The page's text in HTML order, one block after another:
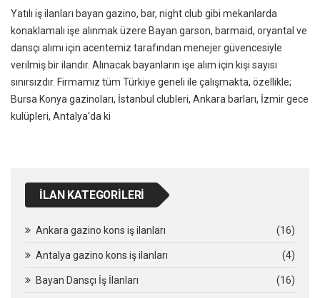
Yatılı iş ilanları bayan gazino, bar, night club gibi mekanlarda
konaklamalı işe alınmak üzere Bayan garson, barmaid, oryantal ve
dansçı alımı için acentemiz tarafından menejer güvencesiyle
verilmiş bir ilandır. Alınacak bayanların işe alım için kişi sayısı
sınırsızdır. Firmamız tüm Türkiye geneli ile çalışmakta, özellikle;
Bursa Konya gazinoları, İstanbul clubleri, Ankara barları, İzmir gece
kulüpleri, Antalya‘da ki
İLAN KATEGORILERI
Ankara gazino kons iş ilanları (16)
Antalya gazino kons iş ilanları (4)
Bayan Dansçı İş İlanları (16)